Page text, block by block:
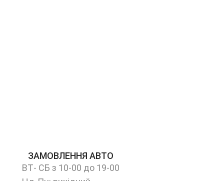
ЗАМОВЛЕННЯ АВТО
ВТ- СБ з 10-00 до 19-00